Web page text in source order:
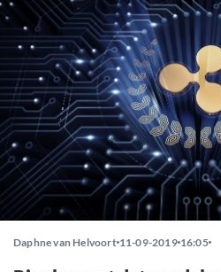
Daphne van Helvoort 11-09-2019 16:05